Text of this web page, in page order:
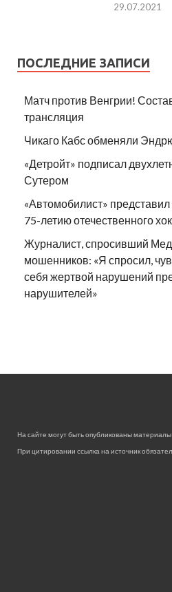
29.07.2021
ПОСЛЕДНИЕ ЗАПИСИ
Матч против Венгрии!
трансляция
Чикаго Кабс обменяли
«Детройт» подписал
Сутером
«Автомобилист»
75-летию отечественного
Журналист, спросивший
мошенников: «Я спросил,
себя жертвой нарушений
нарушителей»
На сайте могут быть опубликованы
При цитировании ссылка на источник